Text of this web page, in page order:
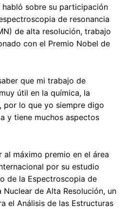
habló sobre su participación
de resonancia
de alta resolución, trabajo
con el Premio Nobel de
que mi trabajo de
útil en la química, la
por lo que yo siempre digo
y tiene muchos aspectos
al máximo premio en el área
por su estudio
de la Espectroscopia de
Nuclear de Alta Resolución, un
el Análisis de las Estructuras